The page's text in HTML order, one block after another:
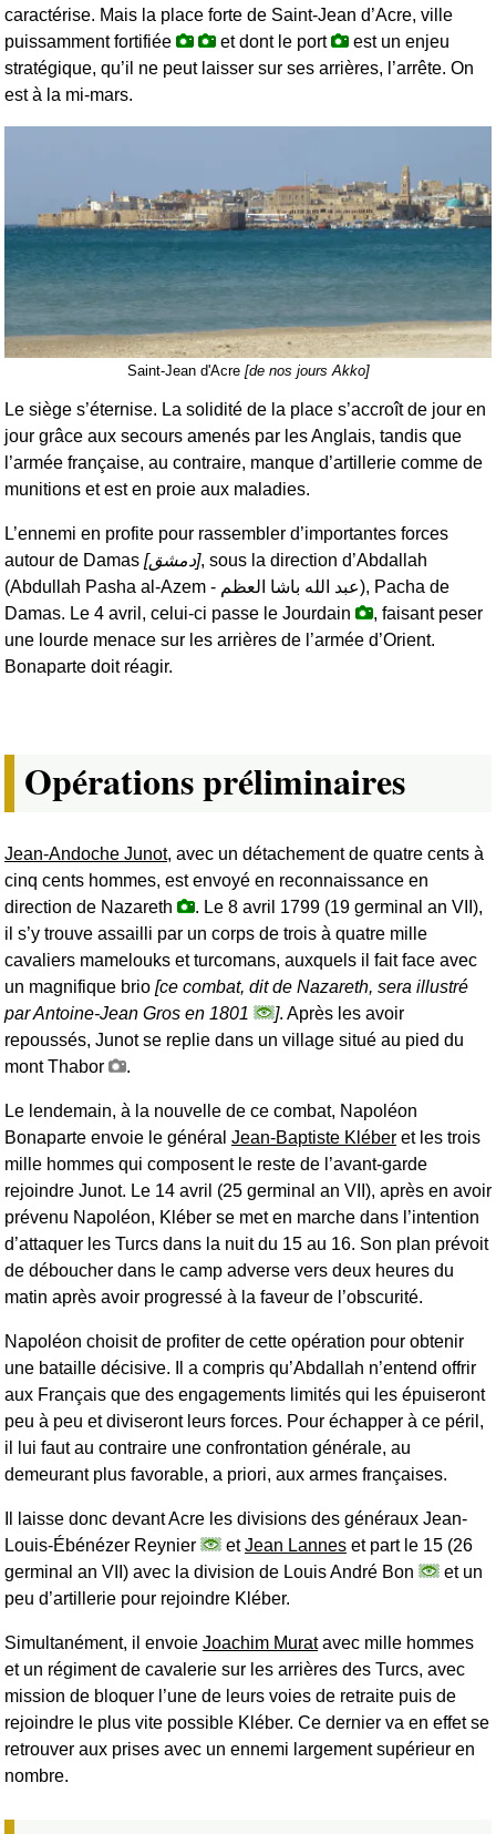
caractérise. Mais la place forte de Saint-Jean d’Acre, ville
puissamment fortifiée
et dont le port
est un enjeu
stratégique, qu’il ne peut laisser sur ses arrières, l’arrête. On
est à la mi-mars.
Saint-Jean d'Acre [de nos jours Akko]
Le siège s’éternise. La solidité de la place s’accroît de jour en
jour grâce aux secours amenés par les Anglais, tandis que
l’armée française, au contraire, manque d’artillerie comme de
munitions et est en proie aux maladies.
L’ennemi en profite pour rassembler d’importantes forces
autour de Damas [دمشق], sous la direction d’Abdallah
(Abdullah Pasha al-Azem - عبد الله باشا العظم), Pacha de
Damas. Le 4 avril, celui-ci passe le Jourdain
, faisant peser
une lourde menace sur les arrières de l’armée d’Orient.
Bonaparte doit réagir.
Opérations préliminaires
Jean-Andoche Junot, avec un détachement de quatre cents à
cinq cents hommes, est envoyé en reconnaissance en
direction de Nazareth
. Le 8 avril 1799 (19 germinal an VII),
il s’y trouve assailli par un corps de trois à quatre mille
cavaliers mamelouks et turcomans, auxquels il fait face avec
un magnifique brio [ce combat, dit de Nazareth, sera illustré
par Antoine-Jean Gros en 1801
]. Après les avoir
repoussés, Junot se replie dans un village situé au pied du
mont Thabor
.
Le lendemain, à la nouvelle de ce combat, Napoléon
Bonaparte envoie le général Jean-Baptiste Kléber et les trois
mille hommes qui composent le reste de l’avant-garde
rejoindre Junot. Le 14 avril (25 germinal an VII), après en avoir
prévenu Napoléon, Kléber se met en marche dans l’intention
d’attaquer les Turcs dans la nuit du 15 au 16. Son plan prévoit
de déboucher dans le camp adverse vers deux heures du
matin après avoir progressé à la faveur de l’obscurité.
Napoléon choisit de profiter de cette opération pour obtenir
une bataille décisive. Il a compris qu’Abdallah n’entend offrir
aux Français que des engagements limités qui les épuiseront
peu à peu et diviseront leurs forces. Pour échapper à ce péril,
il lui faut au contraire une confrontation générale, au
demeurant plus favorable, a priori, aux armes françaises.
Il laisse donc devant Acre les divisions des généraux Jean-
Louis-Ébénézer Reynier
etJean Lannes et part le 15 (26
germinal an VII) avec la division de Louis André Bon
et un
peu d’artillerie pour rejoindre Kléber.
Simultanément, il envoie Joachim Muratavec mille hommes
et un régiment de cavalerie sur les arrières des Turcs, avec
mission de bloquer l’une de leurs voies de retraite puis de
rejoindre le plus vite possible Kléber. Ce dernier va en effet se
retrouver aux prises avec un ennemi largement supérieur en
nombre.